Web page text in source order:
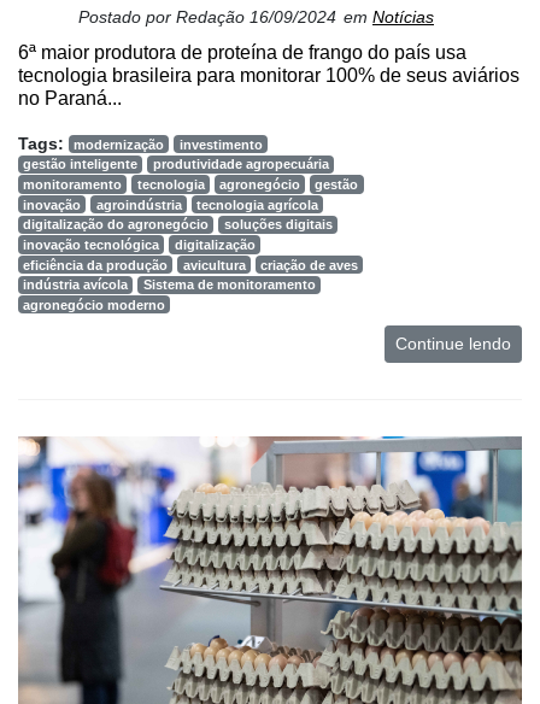
Postado por Redação 16/09/2024 em Notícias
6ª maior produtora de proteína de frango do país usa
tecnologia brasileira para monitorar 100% de seus aviários
no Paraná...
Tags: modernização
investimento
gestão inteligente
produtividade agropecuária
monitoramento
tecnologia agronegócio
gestão
inovação
agroindústria
tecnologia agrícola
digitalização do agronegócio
soluções digitais
inovação tecnológica
digitalização
eficiência da produção
avicultura
criação de aves
indústria avícola
Sistema de monitoramento
agronegócio moderno
Continue lendo